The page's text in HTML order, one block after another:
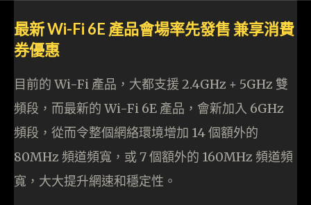
最新 Wi-Fi 6E 產品會場率先發售 兼享消費
券優惠
目前的 Wi-Fi 產品，大都支援 2.4GHz + 5GHz 雙
頻段，而最新的 Wi-Fi 6E 產品，會新加入 6GHz
頻段，從而令整個網絡環境增加 14 個額外的
80MHz 頻道頻寬，或 7 個額外的 160MHz 頻道頻
寬，大大提升網速和穩定性。